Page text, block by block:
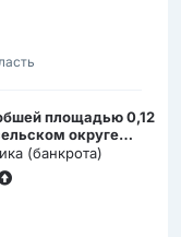
площадью 0,12
округе
(банкрота)